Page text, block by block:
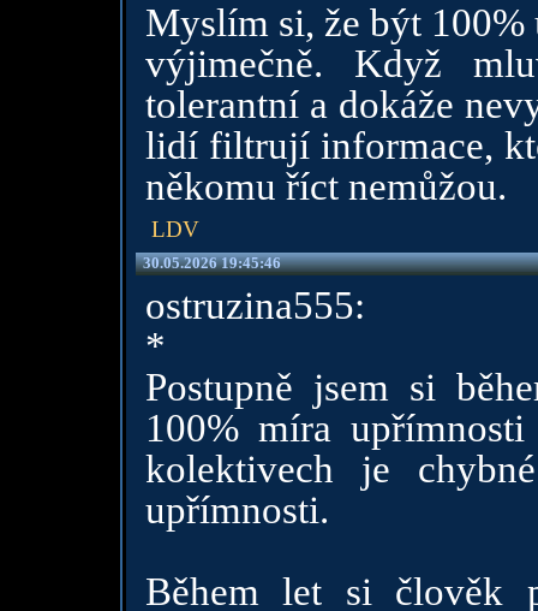
Myslím si, že být
výjimečně. Když
tolerantní a dokáže
lidí filtrují informace,
někomu říct nemůžou.
LDV
30.05.2026 19:45:46
ostruzina555:
*
Postupně jsem si
100% míra
kolektivech je
upřímnosti.
Během let si člověk